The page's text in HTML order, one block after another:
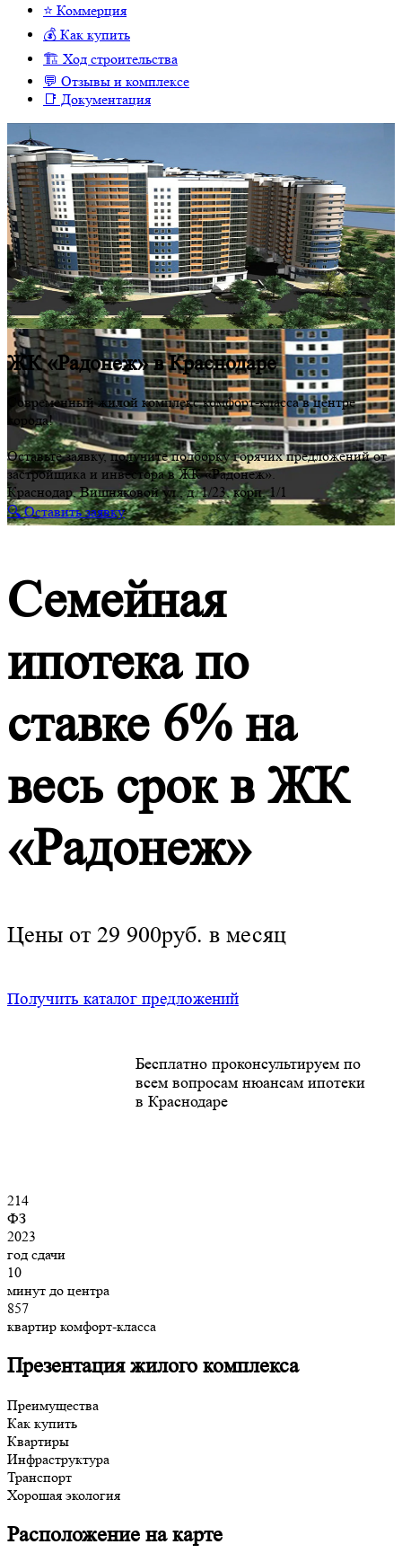
⭐️ Коммерция
💰 Как купить
🏗 Ход строительства
💬 Отзывы и комплексе
📑 Документация
ЖК «Радонеж» в Краснодаре
Современный жилой комплекс комфорт-класса в центре
города!
Оставьте заявку, получите подборку горячих предложений от
застройщика и инвестора в ЖК «Радонеж».
Краснодар, Вишняковой ул., д. 1/23, корп. 1/1
🔍 Оставить заявку
Семейная
ипотека по
ставке 6% на
весь срок в ЖК
«Радонеж»
Цены от 29 900руб. в месяц
Получить каталог предложений
Бесплатно проконсультируем по
всем вопросам нюансам ипотеки
в Краснодаре
214
ФЗ
2023
год сдачи
10
минут до центра
857
квартир комфорт-класса
Презентация жилого комплекса
Преимущества
Как купить
Квартиры
Инфраструктура
Транспорт
Хорошая экология
Расположение на карте